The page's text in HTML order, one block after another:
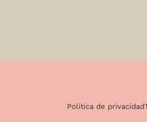
Política de privacidad